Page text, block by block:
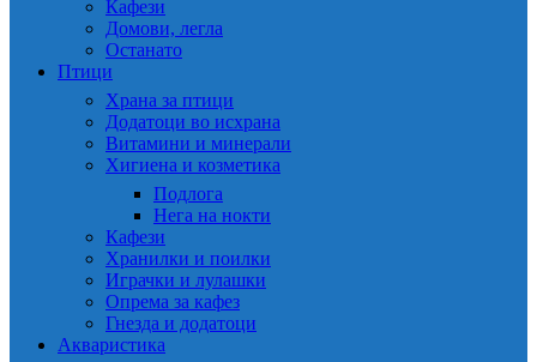
Кафези
Домови, легла
Останато
Птици
Храна за птици
Додатоци во исхрана
Витамини и минерали
Хигиена и козметика
Подлога
Нега на нокти
Кафези
Хранилки и поилки
Играчки и лулашки
Опрема за кафез
Гнезда и додатоци
Акваристика